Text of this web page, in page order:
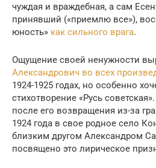
чуждая и враждебная, а сам
принявший («приемлю все»),
юность» как сильного врага.
Ощущение своей ненужности
Александрович во всех
1924-1925 годах, но особенно
стихотворение «Русь
после его возвращения из-за
1924 года в свое родное село
близким другом Александром
посвящено это лирическое